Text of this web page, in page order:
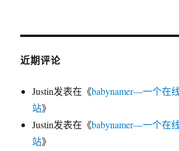
近期评论
Justin发表在《babynamer—一个在
站》
Justin发表在《babynamer—一个在
站》